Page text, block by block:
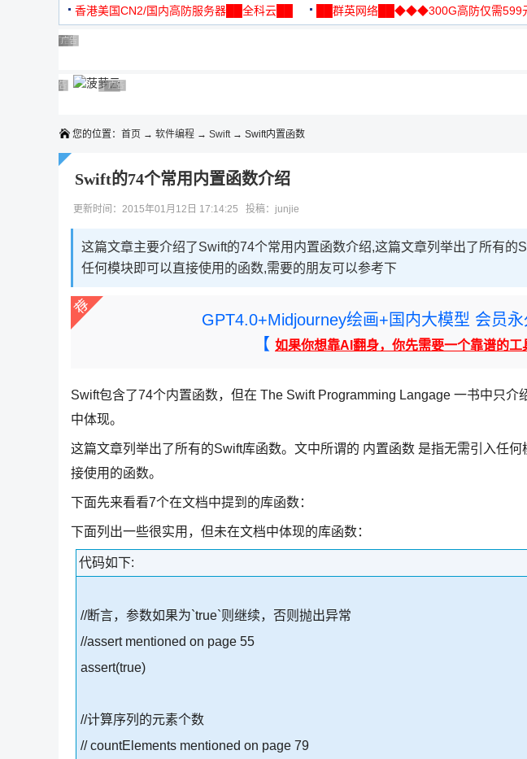
机
香港美国CN2/国内高防服务器██全科云██
██群英网络██◆◆◆300G高防仅需599
广告 商业广告，理性选择
广告 商业广告，理性选择
广告 商业广告，理性选择
广告 商业广告，理性选择
广告 商业广告，理性选择
广告 商业广告，理性选择
广告 商业广告，理性选择
广告 商业广告，理性选择广告 商业广告，理性选择
广告 商业广告，理性选择
您的位置： 首页 → 软件编程 → Swift→ Swift内置函数
Swift的74个常用内置函数介绍
更新时间：2015年01月12日 17:14:25 投稿：junjie
这篇文章主要介绍了Swift的74个常用内置函数介绍,这篇文章列举出了所有的
任何模块即可以直接使用的函数,需要的朋友可以参考下
GPT4.0+Midjourney绘画+国内大模型 会员永
【 如果你想靠AI翻身，你先需要一个靠谱的工
Swift包含了74个内置函数，但在 The Swift Programming Langage 一书中只介
中体现。
这篇文章列举出了所有的Swift库函数。文中所谓的 内置函数 是指无需引入任
接使用的函数。
下面先来看看7个在文档中提到的库函数：
下面列出一些很实用，但未在文档中体现的库函数：
代码如下:
//断言，参数如果为`true`则继续，否则抛出异常
//assert mentioned on page 55
assert(true)
//计算序列的元素个数
// countElements mentioned on page 79